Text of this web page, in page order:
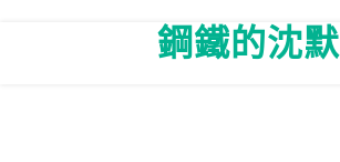
鋼鐵的沈默